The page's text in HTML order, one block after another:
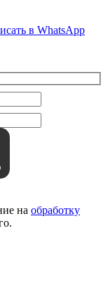
в WhatsApp
на обработку